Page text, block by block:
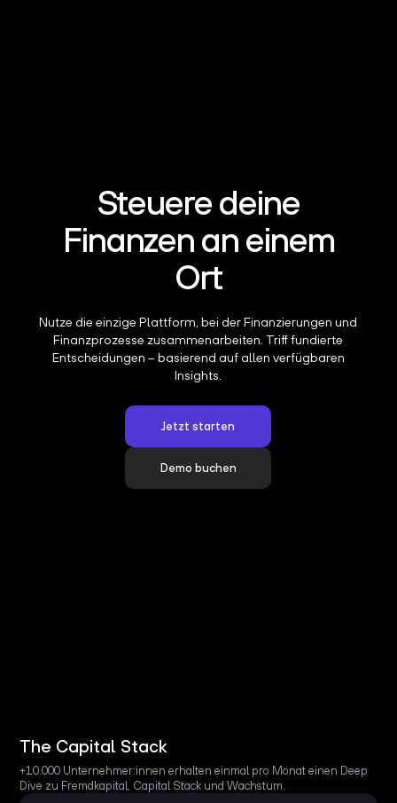
Steuere deine
Finanzen an einem
Ort
Nutze die einzige Plattform, bei der Finanzierungen und
Finanzprozesse zusammenarbeiten. Triff fundierte
Entscheidungen – basierend auf allen verfügbaren
Insights.
Jetzt starten
Demo buchen
The Capital Stack
+10.000 Unternehmer:innen erhalten einmal pro Monat einen Deep
Dive zu Fremdkapital, Capital Stack und Wachstum.